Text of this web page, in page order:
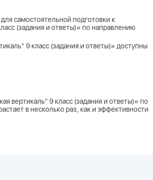
самостоятельной подготовки к
(задания и ответы)» по направлению
9 класс (задания и ответы)» доступны
вертикаль" 9 класс (задания и ответы)» по
в несколько раз, как и эффективности